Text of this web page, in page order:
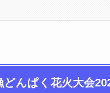
どんぱく花火大会